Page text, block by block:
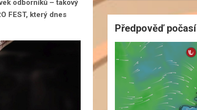
odborníků – takový
FEST, který dnes
Předpověď počasí